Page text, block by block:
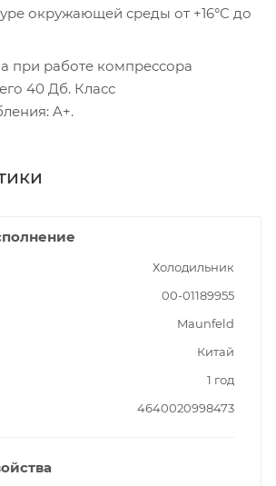
окружающей среды от +16°C до
при работе компрессора
40 Дб. Класс
A+.
Холодильник
00-01189955
Maunfeld
Китай
1 год
4640020998473